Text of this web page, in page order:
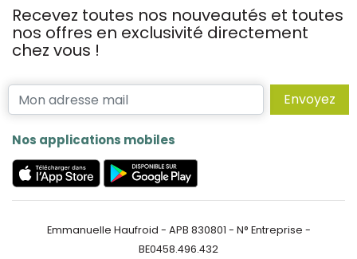
Recevez toutes nos nouveautés et toutes
nos offres en exclusivité directement
chez vous !
Envoyez
Nos applications mobiles
Emmanuelle Haufroid - APB 830801 - N° Entreprise -
BE0458.496.432